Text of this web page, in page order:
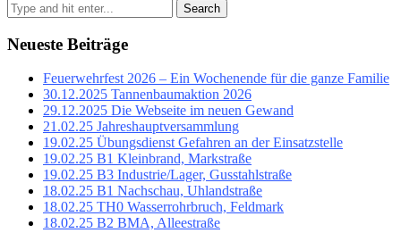
Search
Neueste Beiträge
Feuerwehrfest 2026 – Ein Wochenende für die ganze Familie
30.12.2025 Tannenbaumaktion 2026
29.12.2025 Die Webseite im neuen Gewand
21.02.25 Jahreshauptversammlung
19.02.25 Übungsdienst Gefahren an der Einsatzstelle
19.02.25 B1 Kleinbrand, Markstraße
19.02.25 B3 Industrie/Lager, Gusstahlstraße
18.02.25 B1 Nachschau, Uhlandstraße
18.02.25 TH0 Wasserrohrbruch, Feldmark
18.02.25 B2 BMA, Alleestraße